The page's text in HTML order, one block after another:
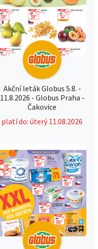
Akční leták Globus 5.8. -
11.8.2026 - Globus Praha -
Čakovice
platí do: úterý 11.08.2026